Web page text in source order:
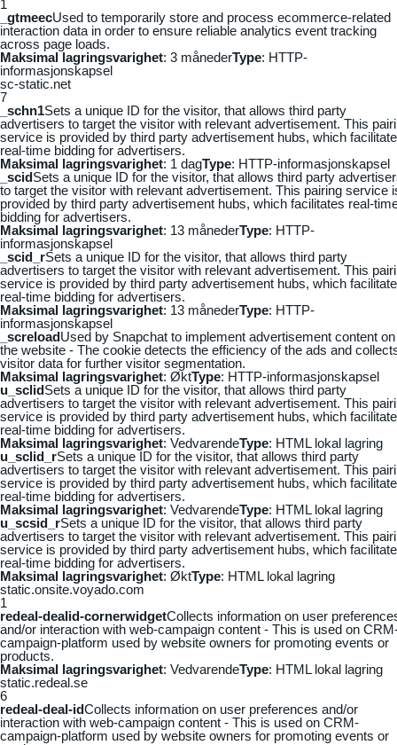
1
_gtmeecUsed to temporarily store and process ecommerce-related
interaction data in order to ensure reliable analytics event tracking
across page loads.
Maksimal lagringsvarighet: 3 månederType: HTTP-
informasjonskapsel
sc-static.net
7
_schn1Sets a unique ID for the visitor, that allows third party
advertisers to target the visitor with relevant advertisement. This
service is provided by third party advertisement hubs, which
real-time bidding for advertisers.
Maksimal lagringsvarighet: 1 dagType: HTTP-informasjonskapsel
_scidSets a unique ID for the visitor, that allows third party
to target the visitor with relevant advertisement. This pairing service
provided by third party advertisement hubs, which facilitates real-
bidding for advertisers.
Maksimal lagringsvarighet: 13 månederType: HTTP-
informasjonskapsel
_scid_rSets a unique ID for the visitor, that allows third party
advertisers to target the visitor with relevant advertisement. This
service is provided by third party advertisement hubs, which
real-time bidding for advertisers.
Maksimal lagringsvarighet: 13 månederType: HTTP-
informasjonskapsel
_screloadUsed by Snapchat to implement advertisement content on
the website - The cookie detects the efficiency of the ads and
visitor data for further visitor segmentation.
Maksimal lagringsvarighet: ØktType: HTTP-informasjonskapsel
u_sclidSets a unique ID for the visitor, that allows third party
advertisers to target the visitor with relevant advertisement. This
service is provided by third party advertisement hubs, which
real-time bidding for advertisers.
Maksimal lagringsvarighet: VedvarendeType: HTML lokal lagring
u_sclid_rSets a unique ID for the visitor, that allows third party
advertisers to target the visitor with relevant advertisement. This
service is provided by third party advertisement hubs, which
real-time bidding for advertisers.
Maksimal lagringsvarighet: VedvarendeType: HTML lokal lagring
u_scsid_rSets a unique ID for the visitor, that allows third party
advertisers to target the visitor with relevant advertisement. This
service is provided by third party advertisement hubs, which
real-time bidding for advertisers.
Maksimal lagringsvarighet: ØktType: HTML lokal lagring
static.onsite.voyado.com
1
redeal-dealid-cornerwidgetCollects information on user
and/or interaction with web-campaign content - This is used on
campaign-platform used by website owners for promoting events or
products.
Maksimal lagringsvarighet: VedvarendeType: HTML lokal lagring
static.redeal.se
6
redeal-deal-idCollects information on user preferences and/or
interaction with web-campaign content - This is used on CRM-
campaign-platform used by website owners for promoting events or